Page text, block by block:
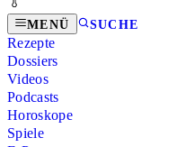
MENÜ SUCHE
Rezepte
Dossiers
Videos
Podcasts
Horoskope
Spiele